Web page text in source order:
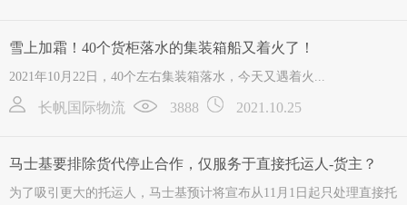
雪上加霜！40个货柜落水的集装箱船又着火了！
2021年10月22日，40个左右集装箱落水，今天又遇着火...
长帆国际物流 3888 2021.10.25
马士基要排除货代停止合作，仅服务于直接托运人-货主？
为了吸引更大的托运人，马士基预计将宣布从11月1日起只处理直接托